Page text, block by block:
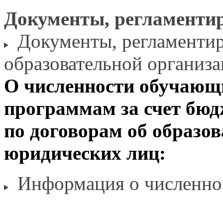
Документы,
Документы,
образовательной
О численности
программам за счет
по договорам об
юридических лиц:
Информация о